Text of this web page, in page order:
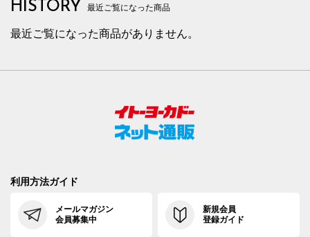
HISTORY 最近ご覧になった商品
最近ご覧になった商品がありません。
利用方法ガイド
メールマガジン
会員募集中
新規会員
登録ガイド